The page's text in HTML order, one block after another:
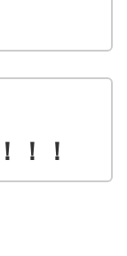
！！